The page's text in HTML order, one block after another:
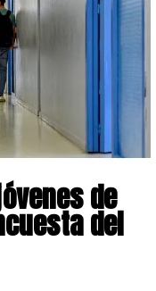
de
del